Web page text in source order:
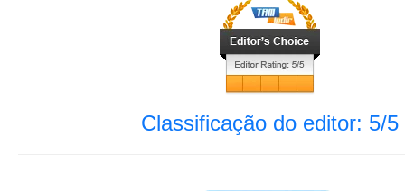
Classificação do editor: 5/5